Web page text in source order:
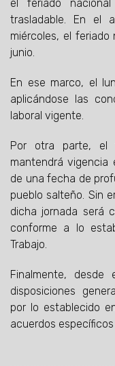
el feriado
trasladable. En el
miércoles, el feriado
junio.
En ese marco, el
aplicándose las
laboral vigente.
Por otra parte, el
mantendrá vigencia
de una fecha de
pueblo salteño. Sin
dicha jornada será
conforme a lo
Trabajo.
Finalmente,
disposiciones
por lo establecido
acuerdos